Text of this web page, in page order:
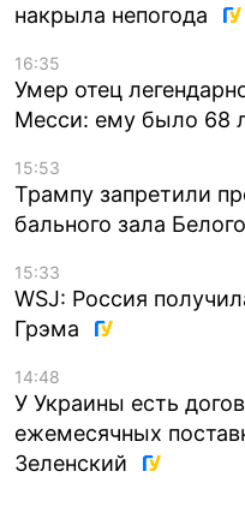
накрыла непогода
16:35
Умер отец
Месси: ему было 68
15:53
Трампу запретили
бального зала
15:33
WSJ: Россия
Грэма
14:48
У Украины есть
ежемесячных
Зеленский